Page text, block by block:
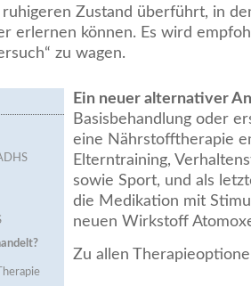
Zustand überführt, in
erlernen können. Es wird
zu wagen.
Ein neuer alternativer
Basisbehandlung oder
eine Nährstofftherapie
Elterntraining,
sowie Sport, und als
die Medikation mit
neuen Wirkstoff
Zu allen